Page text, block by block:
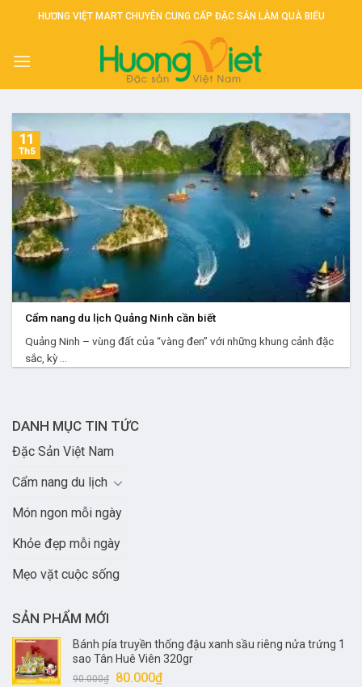
HƯƠNG VIỆT MART CHUYÊN CUNG CẤP ĐẶC SẢN LÀM QUÀ BIẾU
Cẩm nang du lịch Quảng Ninh cần biết
Quảng Ninh – vùng đất của “vàng đen” với những khung cảnh đặc
sắc, kỳ ...
11
Th5
DANH MỤC TIN TỨC
Đặc Sản Việt Nam
Cẩm nang du lịch
Món ngon mỗi ngày
Khỏe đẹp mỗi ngày
Mẹo vặt cuộc sống
SẢN PHẨM MỚI
Bánh pía truyền thống đậu xanh sầu riêng nửa trứng 1
sao Tân Huê Viên 320gr
90.000₫
Giá
80.000₫Giá